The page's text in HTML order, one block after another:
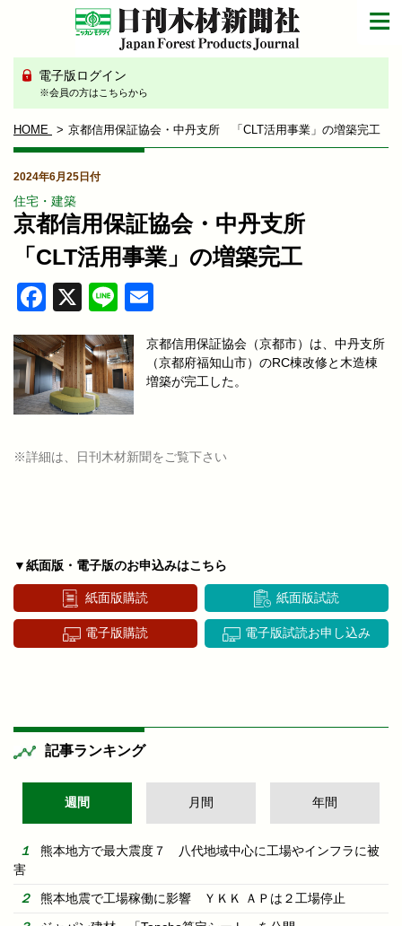
電子版ログイン
※会員の方はこちらから
HOME 京都信用保証協会・中丹支所 「CLT活用事業」の増築完工
2024年6月25日付
住宅・建築
京都信用保証協会・中丹支所
「CLT活用事業」の増築完工
Facebook
X Line
京都信用保証協会（京都市）は、中丹支所
（京都府福知山市）のRC棟改修と木造棟
増築が完工した。
※詳細は、日刊木材新聞をご覧下さい
▼紙面版・電子版のお申込みはこちら
紙面版購読 紙面版試読
電子版購読 電子版試読お申し込み
記事ランキング
週間 月間 年間
熊本地方で最大震度７ 八代地域中心に工場やインフラに被
害
熊本地震で工場稼働に影響 ＹＫＫ ＡＰは２工場停止